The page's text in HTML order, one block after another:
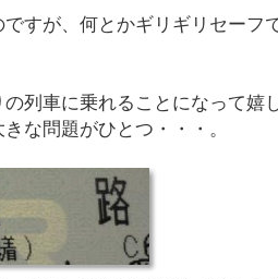
ですが、何とかギリギリセーフ
の列車に乗れることになって嬉
な問題がひとつ・・・。